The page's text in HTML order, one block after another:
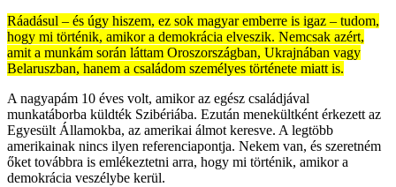
Ráadásul – és úgy hiszem, ez sok magyar emberre is igaz – tudom,
hogy mi történik, amikor a demokrácia elveszik. Nemcsak azért,
amit a munkám során láttam Oroszországban, Ukrajnában vagy
Belaruszban, hanem a családom személyes története miatt is.
A nagyapám 10 éves volt, amikor az egész családjával
munkatáborba küldték Szibériába. Ezután menekültként érkezett az
Egyesült Államokba, az amerikai álmot keresve. A legtöbb
amerikainak nincs ilyen referenciapontja. Nekem van, és szeretném
őket továbbra is emlékeztetni arra, hogy mi történik, amikor a
demokrácia veszélybe kerül.